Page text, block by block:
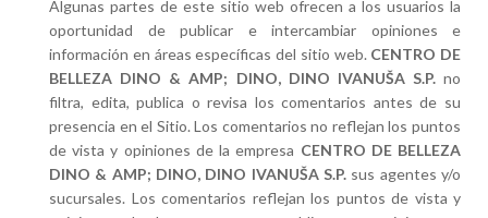
Algunas partes de este sitio web ofrecen a los usuarios la
oportunidad de publicar e intercambiar opiniones e
información en áreas específicas del sitio web. CENTRO DE
BELLEZA DINO & AMP; DINO, DINO IVANUŠA S.P. no
filtra, edita, publica o revisa los comentarios antes de su
presencia en el Sitio. Los comentarios no reflejan los puntos
de vista y opiniones de la empresa CENTRO DE BELLEZA
DINO & AMP; DINO, DINO IVANUŠA S.P. sus agentes y/o
sucursales. Los comentarios reflejan los puntos de vista y